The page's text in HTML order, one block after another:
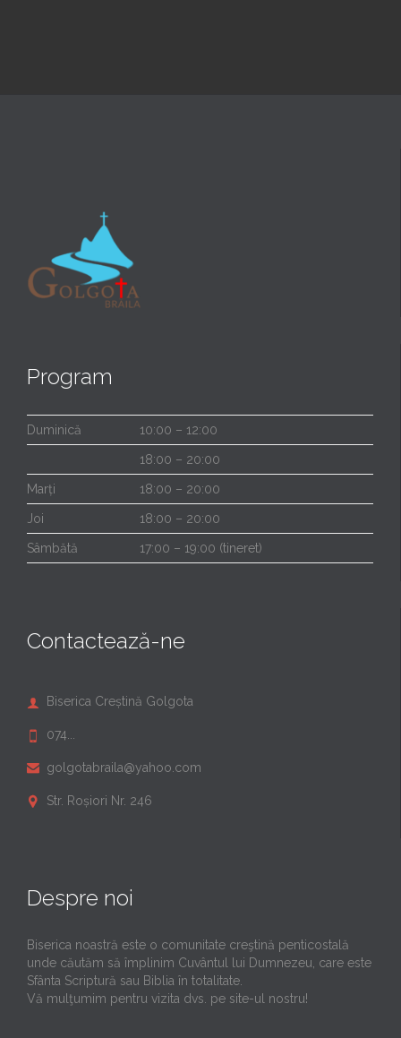
Program
Duminică 10:00 – 12:00
18:00 – 20:00
Marți 18:00 – 20:00
Joi 18:00 – 20:00
Sâmbătă 17:00 – 19:00 (tineret)
Contactează-ne
 Biserica Creștină Golgota
 074...
 golgotabraila@yahoo.com
 Str. Roșiori Nr. 246
Despre noi
Biserica noastră este o comunitate creştină penticostală
unde căutăm să împlinim Cuvântul lui Dumnezeu, care este
Sfânta Scriptură sau Biblia în totalitate.
Vă mulţumim pentru vizita dvs. pe site-ul nostru!